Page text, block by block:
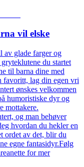
vil elske
av glade farger og
du startet
til barna dine med
favoritt, lag din egen vri
ønskes velkommen
humoristiske dyr og
mottakere.
og man behøver
hvordan du hekler en
ordet av det, blir du
egne fantasidyr.Følg
for mer